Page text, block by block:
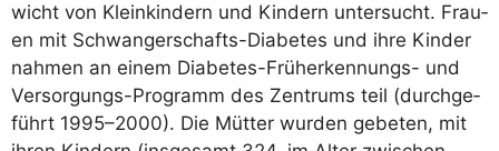
wicht von Klein­kin­dern und Kin­dern unter­sucht. Frau­
en mit Schwan­ger­schafts-Dia­be­tes und ihre Kin­der
nah­men an einem Dia­be­tes-Früh­erken­nungs- und
Ver­sor­gungs-Pro­gramm des Zen­trums teil (durch­ge­
führt 1995–2000). Die Müt­ter wur­den gebe­ten, mit